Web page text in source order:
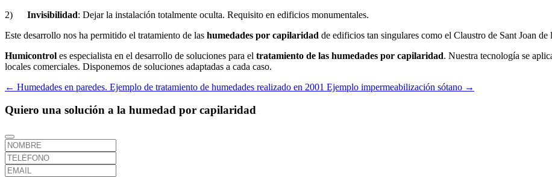
2) Invisibilidad: Dejar la instalación totalmente oculta. Requisito en edificios monumentales.
Este desarrollo nos ha permitido el tratamiento de las humedades por capilaridad de edificios tan singulares como el Claustro de Sant Joan
Humicontrol es especialista en el desarrollo de soluciones para el tratamiento de las humedades por capilaridad. Nuestra tecnología se
locales comerciales. Disponemos de soluciones adaptadas a cada caso.
← Humedades en paredes. Ejemplo de tratamiento de humedades realizado en 2001 Ejemplo impermeabilización sótano →
Quiero una solución a la humedad por capilaridad